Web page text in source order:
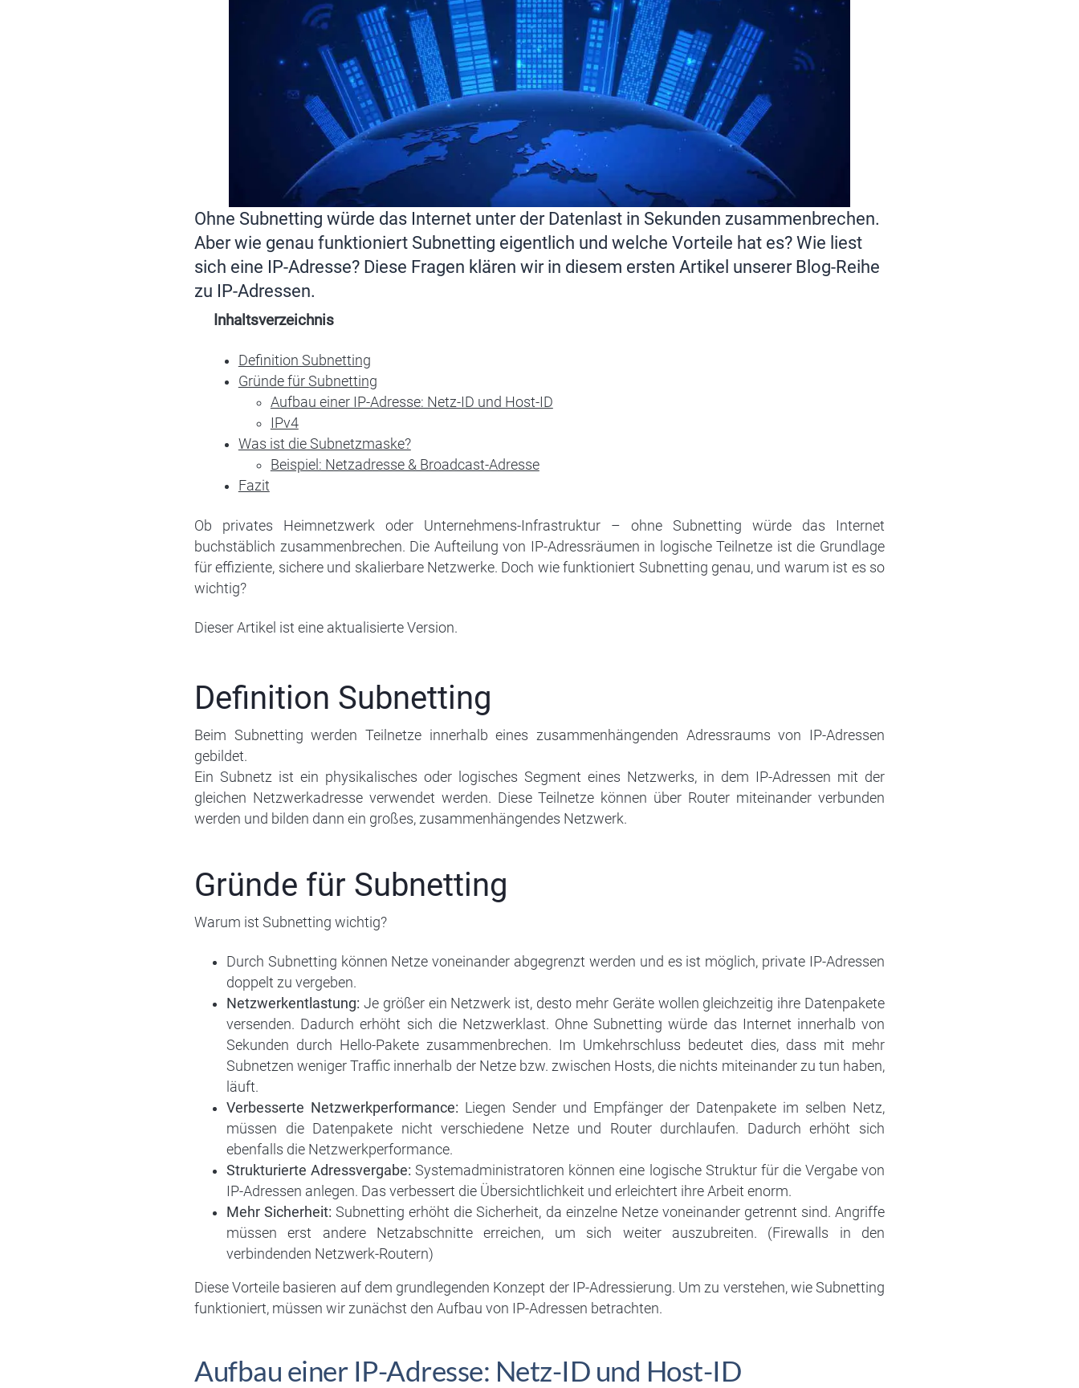
Ohne Subnetting würde das Internet unter der Datenlast in Sekunden zusammenbrechen.
Aber wie genau funktioniert Subnetting eigentlich und welche Vorteile hat es? Wie liest
sich eine IP-Adresse? Diese Fragen klären wir in diesem ersten Artikel unserer Blog-Reihe
zu IP-Adressen.
Inhaltsverzeichnis
Definition Subnetting
Gründe für Subnetting
Aufbau einer IP-Adresse: Netz-ID und Host-ID
IPv4
Was ist die Subnetzmaske?
Beispiel: Netzadresse & Broadcast-Adresse
Fazit
Ob privates Heimnetzwerk oder Unternehmens-Infrastruktur – ohne Subnetting würde das Internet
buchstäblich zusammenbrechen. Die Aufteilung von IP-Adressräumen in logische Teilnetze ist die Grundlage
für effiziente, sichere und skalierbare Netzwerke. Doch wie funktioniert Subnetting genau, und warum ist es so
wichtig?
Dieser Artikel ist eine aktualisierte Version.
Definition Subnetting
Beim Subnetting werden Teilnetze innerhalb eines zusammenhängenden Adressraums von IP-Adressen
gebildet.
Ein Subnetz ist ein physikalisches oder logisches Segment eines Netzwerks, in dem IP-Adressen mit der
gleichen Netzwerkadresse verwendet werden. Diese Teilnetze können über Router miteinander verbunden
werden und bilden dann ein großes, zusammenhängendes Netzwerk.
Gründe für Subnetting
Warum ist Subnetting wichtig?
Durch Subnetting können Netze voneinander abgegrenzt werden und es ist möglich, private IP-Adressen
doppelt zu vergeben.
Netzwerkentlastung: Je größer ein Netzwerk ist, desto mehr Geräte wollen gleichzeitig ihre Datenpakete
versenden. Dadurch erhöht sich die Netzwerklast. Ohne Subnetting würde das Internet innerhalb von
Sekunden durch Hello-Pakete zusammenbrechen. Im Umkehrschluss bedeutet dies, dass mit mehr
Subnetzen weniger Traffic innerhalb der Netze bzw. zwischen Hosts, die nichts miteinander zu tun haben,
läuft.
Verbesserte Netzwerkperformance: Liegen Sender und Empfänger der Datenpakete im selben Netz,
müssen die Datenpakete nicht verschiedene Netze und Router durchlaufen. Dadurch erhöht sich
ebenfalls die Netzwerkperformance.
Strukturierte Adressvergabe: Systemadministratoren können eine logische Struktur für die Vergabe von
IP-Adressen anlegen. Das verbessert die Übersichtlichkeit und erleichtert ihre Arbeit enorm.
Mehr Sicherheit: Subnetting erhöht die Sicherheit, da einzelne Netze voneinander getrennt sind. Angriffe
müssen erst andere Netzabschnitte erreichen, um sich weiter auszubreiten. (Firewalls in den
verbindenden Netzwerk-Routern)
Diese Vorteile basieren auf dem grundlegenden Konzept der IP-Adressierung. Um zu verstehen, wie Subnetting
funktioniert, müssen wir zunächst den Aufbau von IP-Adressen betrachten.
Aufbau einer IP-Adresse: Netz-ID und Host-ID